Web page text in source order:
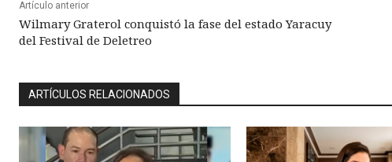
Artículo anterior
Wilmary Graterol conquistó la fase del estado Yaracuy
del Festival de Deletreo
ARTÍCULOS RELACIONADOS